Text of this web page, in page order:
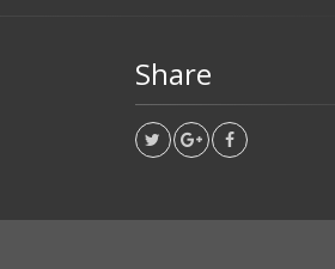
Share